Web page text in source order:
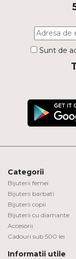
Sunt de
Categorii
Bijuterii femei
Bijuterii barbati
Bijuterii copii
Bijuterii cu diamante
Accesorii
Cadouri sub 500 lei
Informatii utile